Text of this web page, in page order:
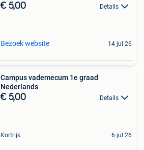
€ 5,00 Details
Bezoek website 14 jul 26
Campus vademecum 1e graad
Nederlands
€ 5,00 Details
Kortrijk 6 jul 26